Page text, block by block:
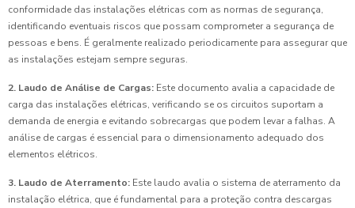
conformidade das instalações elétricas com as normas de segurança,
identificando eventuais riscos que possam comprometer a segurança de
pessoas e bens. É geralmente realizado periodicamente para assegurar que
as instalações estejam sempre seguras.
2. Laudo de Análise de Cargas: Este documento avalia a capacidade de
carga das instalações elétricas, verificando se os circuitos suportam a
demanda de energia e evitando sobrecargas que podem levar a falhas. A
análise de cargas é essencial para o dimensionamento adequado dos
elementos elétricos.
3. Laudo de Aterramento: Este laudo avalia o sistema de aterramento da
instalação elétrica, que é fundamental para a proteção contra descargas